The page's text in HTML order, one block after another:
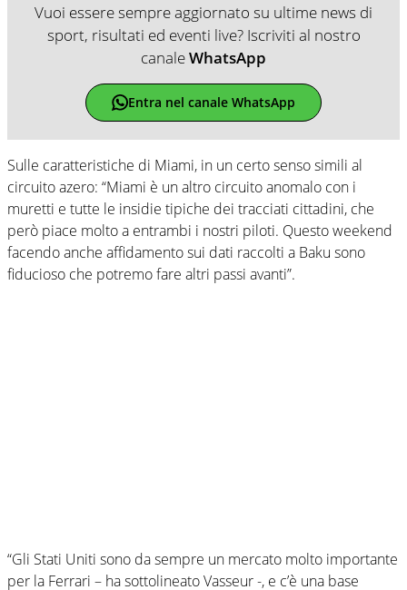
Vuoi essere sempre aggiornato su ultime news di
sport, risultati ed eventi live? Iscriviti al nostro
canaleWhatsApp
Entra nel canale WhatsApp
Sulle caratteristiche di Miami, in un certo senso simili al
circuito azero: “Miami è un altro circuito anomalo con i
muretti e tutte le insidie tipiche dei tracciati cittadini, che
però piace molto a entrambi i nostri piloti. Questo weekend
facendo anche affidamento sui dati raccolti a Baku sono
fiducioso che potremo fare altri passi avanti”.
“Gli Stati Uniti sono da sempre un mercato molto importante
per la Ferrari – ha sottolineato Vasseur -, e c’è una base